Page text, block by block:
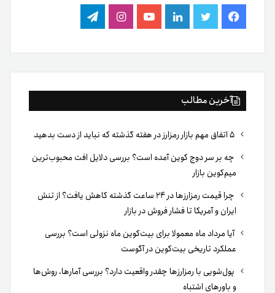
فیس
بوک
توییتر لینکدینیوتیوباینستاگرام
تلگرام
آخرین مطالب
چه بر سر دوج کوین آمده است؟ بررسی دلایل افت محبوب‌ترین
میم‌کوین بازار
چرا قیمت رمزارزها در ۲۴ ساعت گذشته کاهش یافت؟ از تنش
ایران و آمریکا تا فشار فروش در بازار
آیا مرداد ماه معمولا برای بیت‌کوین ماه نزولی است؟ بررسی
عملکرد تاریخی بیت‌کوین در آگوست
پول‌شویی با رمزارزها چقدر واقعیت دارد؟ بررسی آمارها، روش‌ها
و باورهای اشتباه